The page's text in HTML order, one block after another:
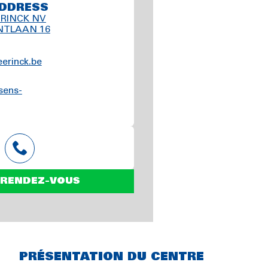
NV
16
VOUS
PRÉSENTATION DU CENTRE